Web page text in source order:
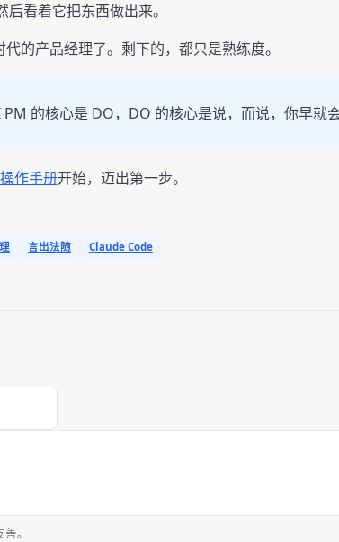
看着它把东西做出来。
的产品经理了。剩下的，都只是熟练度。
的核心是 DO，DO 的核心是说，而说，你早就
作手册开始，迈出第一步。
言出法随 Claude Code
。